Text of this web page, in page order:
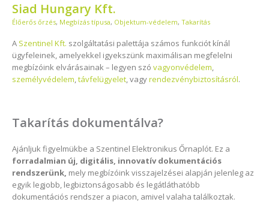
Siad Hungary Kft.
Élőerős őrzés, Megbízás típusa, Objektum-védelem,Takarítás
A Szentinel Kft. szolgáltatási palettája számos funkciót kínál
ügyfeleinek, amelyekkel igyekszünk maximálisan megfelelni
megbízóink elvárásainak – legyen szó vagyonvédelem
személyvédelem távfelügyelet, vagyrendezvénybiztosításról.
Takarítás dokumentálva?
Ajánljuk figyelmükbe a Szentinel Elektronikus Őrnaplót. Ez a
forradalmian új, digitális, innovatív dokumentációs
rendszerünk, mely megbízóink visszajelzései alapján jelenleg az
egyik legjobb, legbiztonságosabb és legátláthatóbb
dokumentációs rendszer a piacon, amivel valaha találkoztak.